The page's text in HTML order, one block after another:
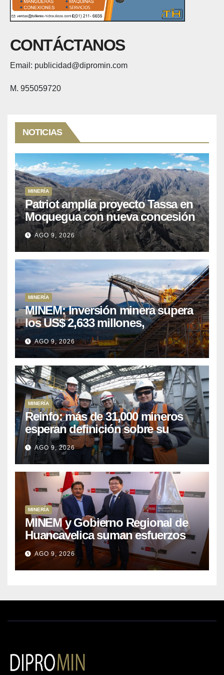
CONTÁCTANOS
Email: publicidad@dipromin.com
M. 955059720
NOTICIAS
MINERÍA
Patriot amplía proyecto Tassa en
Moquegua con nueva concesión
minera
AGO 9, 2026
MINERÍA
MINEM: Inversión minera supera
los US$ 2,633 millones,
consolidando el dinamismo del
sector
AGO 9, 2026
MINERÍA
Reinfo: más de 31,000 mineros
esperan definición sobre su
proceso de formalización
AGO 9, 2026
MINERÍA
MINEM y Gobierno Regional de
Huancavelica suman esfuerzos
para acelerar proyectos de
energía y poner en valor los
recursos mineros
AGO 9, 2026